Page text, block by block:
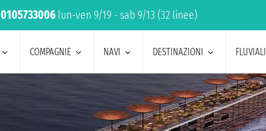
0105733006 lun-ven 9/19 - sab 9/13 (32 linee)
COMPAGNIE NAVI DESTINAZIONI FLUVIALI